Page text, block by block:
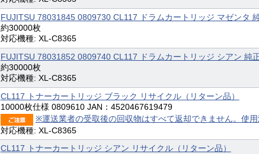
FUJITSU 78031845 0809730 CL117 ドラムカートリッジ マゼンタ
約30000枚
対応機種: XL-C8365
FUJITSU 78031852 0809740 CL117 ドラムカートリッジ シアン 純
約30000枚
対応機種: XL-C8365
CL117 トナーカートリッジ ブラック リサイクル（リターン品）
10000枚仕様 0809610 JAN：4520467619479
※運送業者の受取後の回収物はすべて返却できません。使
対応機種: XL-C8365
CL117 トナーカートリッジ シアン リサイクル（リターン品）